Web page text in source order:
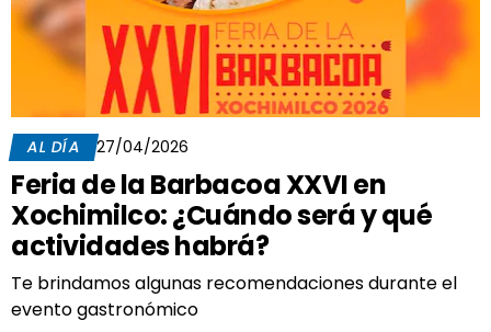
AL DÍA 27/04/2026
Feria de la Barbacoa XXVI en
Xochimilco: ¿Cuándo será y qué
actividades habrá?
Te brindamos algunas recomendaciones durante el
evento gastronómico